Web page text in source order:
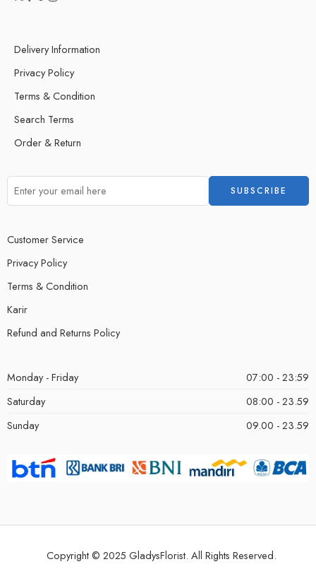
Delivery Information
Privacy Policy
Terms & Condition
Search Terms
Order & Return
Customer Service
Privacy Policy
Terms & Condition
Karir
Refund and Returns Policy
Monday - Friday
07:00 - 23:59
Saturday
08:00 - 23.59
Sunday
09.00 - 23.59
Copyright © 2025 GladysFlorist. All Rights Reserved.